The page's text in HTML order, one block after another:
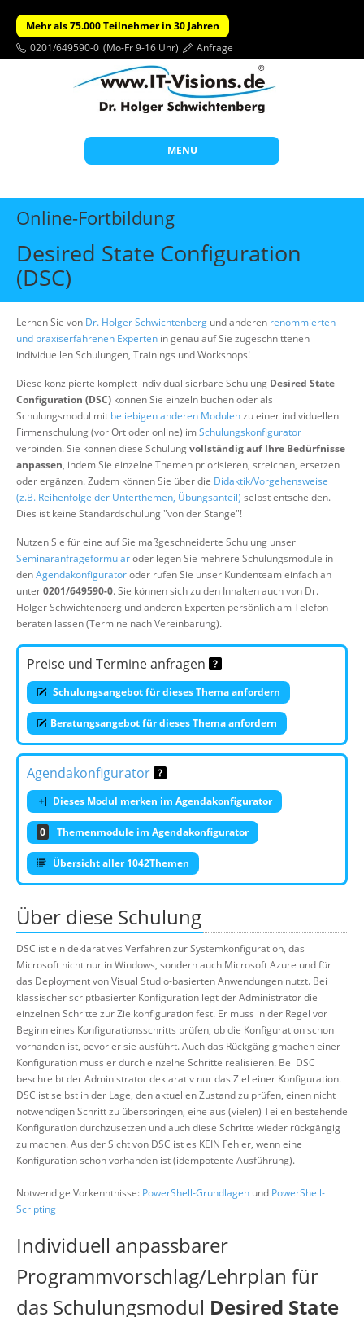
Mehr als 75.000 Teilnehmer in 30 Jahren
0201/649590-0 (Mo-Fr 9-16 Uhr) Anfrage
MENU
Start
Themen
Beratung
Offene Seminare
Wissen
Suche
Online-Fortbildung
Desired State Configuration
(DSC)
Lernen Sie von Dr. Holger Schwichtenberg und anderen renommierten
und praxiserfahrenen Experten in genau auf Sie zugeschnittenen
individuellen Schulungen, Trainings und Workshops!
Diese konzipierte komplett individualisierbare Schulung Desired State
Configuration (DSC) können Sie einzeln buchen oder als
Schulungsmodul mit beliebigen anderen Modulenzu einer individuellen
Firmenschulung (vor Ort oder online) imSchulungskonfigurator
verbinden. Sie können diese Schulungvollständig auf Ihre Bedürfnisse
anpassen, indem Sie einzelne Themen priorisieren, streichen, ersetzen
oder ergänzen. Zudem können Sie über die Didaktik/Vorgehensweise
(z.B. Reihenfolge der Unterthemen, Übungsanteil) selbst entscheiden.
Dies ist keine Standardschulung "von der Stange"!
Nutzen Sie für eine auf Sie maßgeschneiderte Schulung unser
Seminaranfrageformularoder legen Sie mehrere Schulungsmodule in
denAgendakonfiguratoroder rufen Sie unser Kundenteam einfach an
unter0201/649590-0. Sie können sich zu den Inhalten auch von Dr.
Holger Schwichtenberg und anderen Experten persönlich am Telefon
beraten lassen (Termine nach Vereinbarung).
Preise und Termine anfragen
Schulungsangebot für dieses Thema anfordern
Beratungsangebot für dieses Thema anfordern
Agendakonfigurator
Dieses Modul merken im Agendakonfigurator
0 Themenmodule im Agendakonfigurator
Übersicht aller 1042Themen
Über diese Schulung
DSC ist ein deklaratives Verfahren zur Systemkonfiguration, das
Microsoft nicht nur in Windows, sondern auch Microsoft Azure und für
das Deployment von Visual Studio-basierten Anwendungen nutzt. Bei
klassischer scriptbasierter Konfiguration legt der Administrator die
einzelnen Schritte zur Zielkonfiguration fest. Er muss in der Regel vor
Beginn eines Konfigurationsschritts prüfen, ob die Konfiguration schon
vorhanden ist, bevor er sie ausführt. Auch das Rückgängigmachen einer
Konfiguration muss er durch einzelne Schritte realisieren. Bei DSC
beschreibt der Administrator deklarativ nur das Ziel einer Konfiguration.
DSC ist selbst in der Lage, den aktuellen Zustand zu prüfen, einen nicht
notwendigen Schritt zu überspringen, eine aus (vielen) Teilen bestehende
Konfiguration durchzusetzen und auch diese Schritte wieder rückgängig
zu machen. Aus der Sicht von DSC ist es KEIN Fehler, wenn eine
Konfiguration schon vorhanden ist (idempotente Ausführung).
Notwendige Vorkenntnisse: PowerShell-Grundlagen und PowerShell-
Scripting
Individuell anpassbarer
Programmvorschlag/Lehrplan für
das Schulungsmodul Desired State